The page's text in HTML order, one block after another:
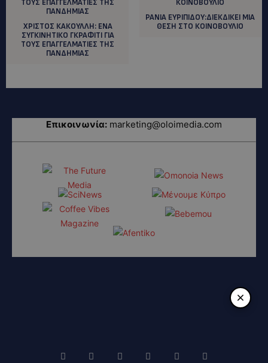
ΧΡΙΣΤΟΣ ΚΑΚΟΥΛΛΗ: ENA
ΣΥΓΚΙΝΗΤΙΚΟ ΓΚΡΑΦΙΤΙ ΓΙΑ
ΤΟΥΣ ΕΠΑΓΓΕΛΜΑΤΙΕΣ ΤΗΣ
ΠΑΝΔΗΜΙΑΣ
ΡΑΝΙΑ ΕΥΡΙΠΙΔΟΥ:ΔΙΕΚΔΙΚΕΙ ΜΙΑ
ΘΕΣΗ ΣΤΟ ΚΟΙΝΟΒΟΥΛΙΟ
Επικοινωνία: marketing@oloimedia.com